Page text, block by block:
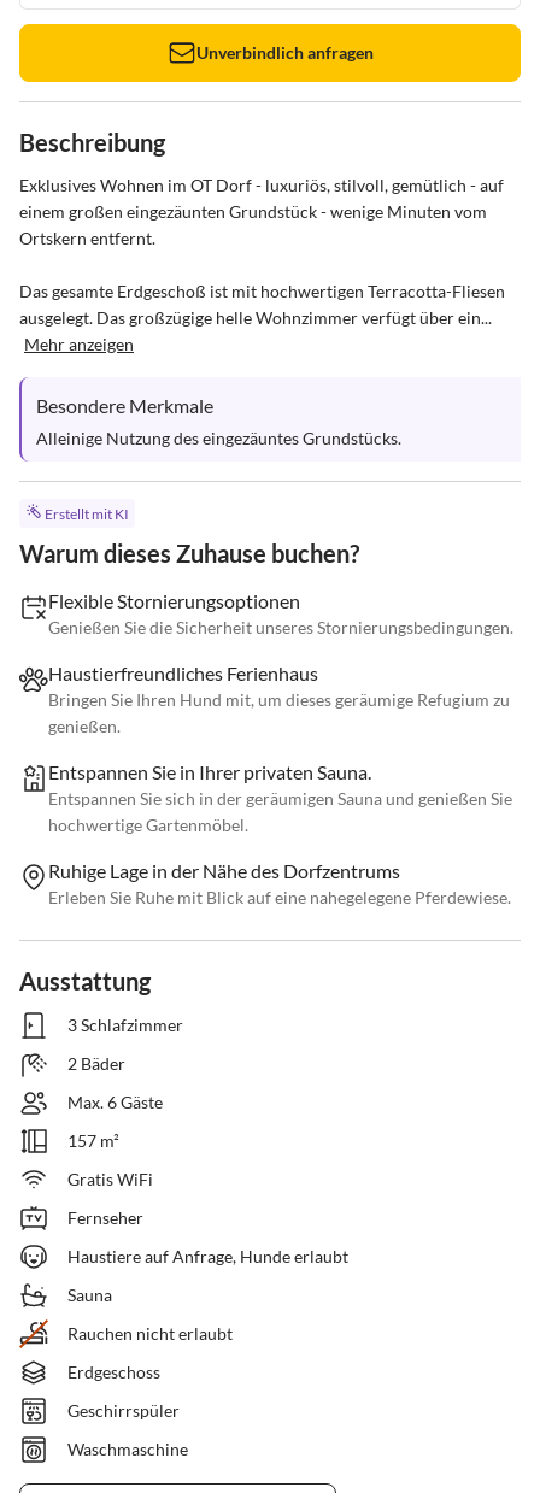
Unverbindlich anfragen
Beschreibung
Exklusives Wohnen im OT Dorf - luxuriös, stilvoll, gemütlich - auf
einem großen eingezäunten Grundstück - wenige Minuten vom
Ortskern entfernt.
Das gesamte Erdgeschoß ist mit hochwertigen Terracotta-Fliesen
ausgelegt. Das großzügige helle Wohnzimmer verfügt über ein...
Mehr anzeigen
Besondere Merkmale
Alleinige Nutzung des eingezäuntes Grundstücks.
Erstellt mit KI
Warum dieses Zuhause buchen?
Flexible Stornierungsoptionen
Genießen Sie die Sicherheit unseres Stornierungsbedingungen.
Haustierfreundliches Ferienhaus
Bringen Sie Ihren Hund mit, um dieses geräumige Refugium zu
genießen.
Entspannen Sie in Ihrer privaten Sauna.
Entspannen Sie sich in der geräumigen Sauna und genießen Sie
hochwertige Gartenmöbel.
Ruhige Lage in der Nähe des Dorfzentrums
Erleben Sie Ruhe mit Blick auf eine nahegelegene Pferdewiese.
Ausstattung
3 Schlafzimmer
2 Bäder
Max. 6 Gäste
157 m²
Gratis WiFi
Fernseher
Haustiere auf Anfrage, Hunde erlaubt
Sauna
Rauchen nicht erlaubt
Erdgeschoss
Geschirrspüler
Waschmaschine